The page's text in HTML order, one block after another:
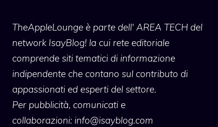
TheAppleLounge è parte dell' AREA TECH del
network IsayBlog! la cui rete editoriale
comprende siti tematici di informazione
indipendente che contano sul contributo di
appassionati ed esperti del settore.
Per pubblicità, comunicati e
collaborazioni: info@isayblog.com